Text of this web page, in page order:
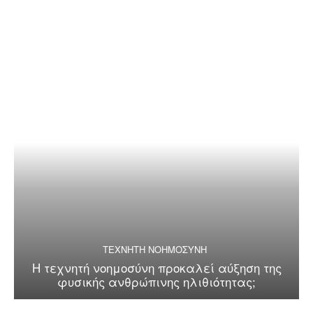
ΤΕΧΝΗΤΗ ΝΟΗΜΟΣΥΝΗ
Η τεχνητή νοημοσύνη προκαλεί αύξηση της
φυσικής ανθρώπινης ηλιθιότητας;